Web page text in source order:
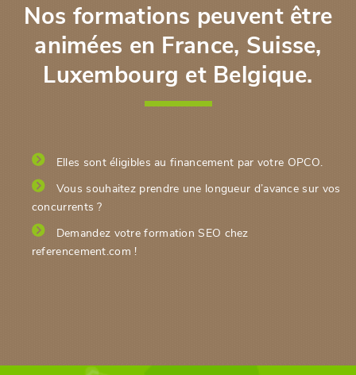
Nos formations peuvent être
animées en France, Suisse,
Luxembourg et Belgique.
Elles sont éligibles au financement par votre OPCO.
Vous souhaitez prendre une longueur d’avance sur vos
concurrents ?
Demandez votre formation SEO chez
referencement.com !